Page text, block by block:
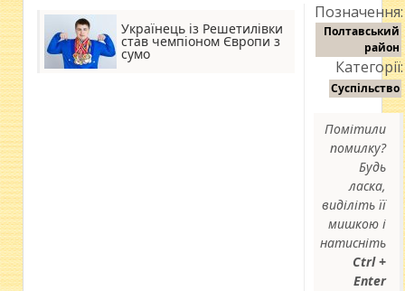
Українець із Решетилівки
став чемпіоном Європи з
сумо
Позначення:
Полтавський
район
Категорії:
Суспільство
Помітили
помилку?
Будь
ласка,
виділіть її
мишкою і
натисніть
Ctrl +
Enter